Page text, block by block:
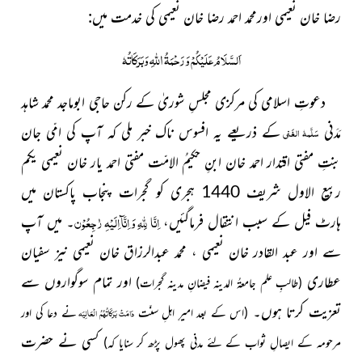
رضا خان نعیمی اورمحمد احمد رضا خان نعیمی کی خدمت میں:
اَلسَّلَامُ عَلَیْکُمْ وَرَحْمَۃُاللّٰہِوَبَرَکَاتُہٗ
دعوتِ اسلامی کی مرکزی مجلسِ شوریٰ کے رکن حاجی ابوماجد محمد شاہد
مَدَنی سَلَّمہٗ الغَنیکے ذریعے یہ افسوس ناک خبر ملی کہ آپ کی امّی جان
بنتِ مفتی اقتدار احمد خان ابنِ حکیمُ الامّت مفتی احمد یار خان نعیمی یکم
ربیع الاول شریف 1440 ہجری کو گجرات پنجاب پاکستان میں
ہارٹ فیل کے سبب انتقال فرماگئیں، اِنَّا لِلہِ وَ اِنَّآ اِلَیْہِ رٰجِعُوْن۔ میں آپ
سے اور عبد القادر خان نعیمی ، محمد عبدالرزاق خان نعیمی نیز سفیان
عطاری (طالبِ علم جامعۃُ المدینہ فیضانِ مدینہ گجرات) اور تمام سوگواروں سے
تعزیت کرتا ہوں۔ (اس کے بعد امیرِ اہلِ سنّت دَامَتْ بَرَکَاتُہُمُ الْعَالِیَہنے دعا کی اور
مرحومہ کے ایصالِ ثواب کے لئے مدنی پھول پڑھ کر سنایا کہ) کسی نے حضرت